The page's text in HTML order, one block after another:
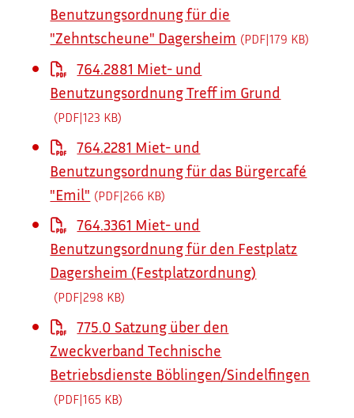
Benutzungsordnung für die
"Zehntscheune" Dagersheim (PDF|179 KB)
764.2881 Miet- und
Benutzungsordnung Treff im Grund
(PDF|123 KB)
764.2281 Miet- und
Benutzungsordnung für das Bürgercafé
"Emil" (PDF|266 KB)
764.3361 Miet- und
Benutzungsordnung für den Festplatz
Dagersheim (Festplatzordnung)
(PDF|298 KB)
775.0 Satzung über den
Zweckverband Technische
Betriebsdienste Böblingen/Sindelfingen
(PDF|165 KB)